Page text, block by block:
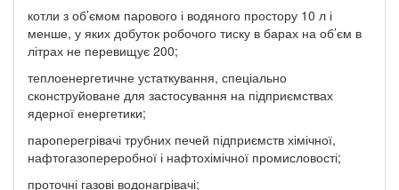
котли з об’ємом парового і водяного простору 10 л і
менше, у яких добуток робочого тиску в барах на об’єм в
літрах не перевищує 200;
теплоенергетичне устаткування, спеціально
сконструйоване для застосування на підприємствах
ядерної енергетики;
пароперегрівачі трубних печей підприємств хімічної,
нафтогазопереробної і нафтохімічної промисловості;
проточні газові водонагрівачі;